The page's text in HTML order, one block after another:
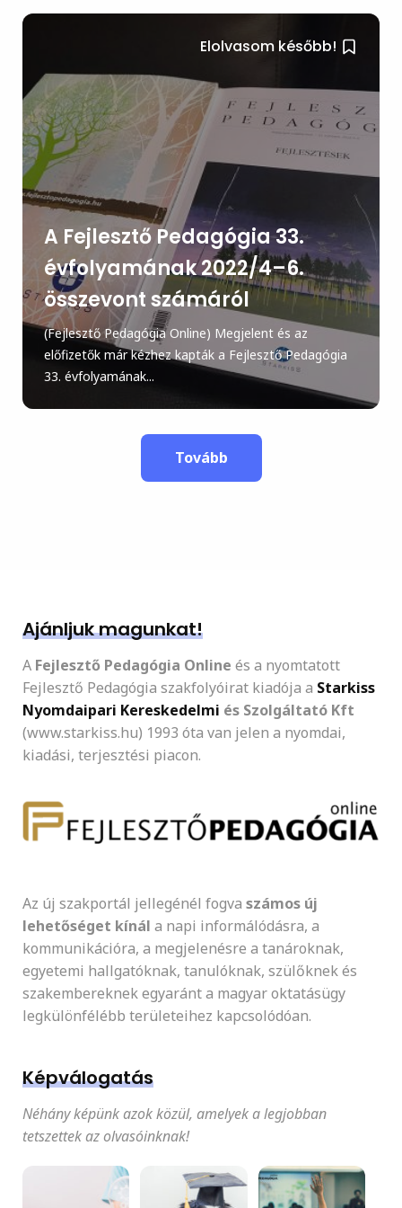
Elolvasom később!
A Fejlesztő Pedagógia 33.
évfolyamának 2022/4–6.
összevont számáról
(Fejlesztő Pedagógia Online) Megjelent és az
előfizetők már kézhez kapták a Fejlesztő Pedagógia
33. évfolyamának...
Tovább
Ajánljuk magunkat!
A Fejlesztő Pedagógia Online és a nyomtatott
Fejlesztő Pedagógia szakfolyóirat kiadója a Starkiss
Nyomdaipari Kereskedelmi és Szolgáltató Kft
(www.starkiss.hu) 1993 óta van jelen a nyomdai,
kiadási, terjesztési piacon.
Az új szakportál jellegénél fogva számos új
lehetőséget kínál a napi informálódásra, a
kommunikációra, a megjelenésre a tanároknak,
egyetemi hallgatóknak, tanulóknak, szülőknek és
szakembereknek egyaránt a magyar oktatásügy
legkülönfélébb területeihez kapcsolódóan.
Képválogatás
Néhány képünk azok közül, amelyek a legjobban
tetszettek az olvasóinknak!